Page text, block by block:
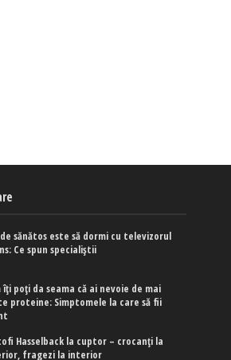
sănătos este să dormi cu televizorul
Ce spun specialiștii
îți poți da seama că ai nevoie de mai
proteine: Simptomele la care să fii
Hasselback la cuptor – crocanți la
fragezi la interior